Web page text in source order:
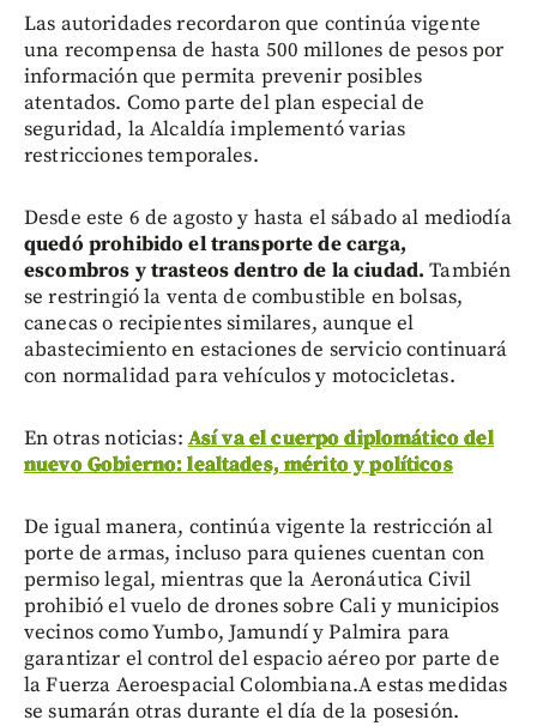
Las autoridades recordaron que continúa vigente
una recompensa de hasta 500 millones de pesos por
información que permita prevenir posibles
atentados. Como parte del plan especial de
seguridad, la Alcaldía implementó varias
restricciones temporales.
Desde este 6 de agosto y hasta el sábado al mediodía
quedó prohibido el transporte de carga,
escombros y trasteos dentro de la ciudad. También
se restringió la venta de combustible en bolsas,
canecas o recipientes similares, aunque el
abastecimiento en estaciones de servicio continuará
con normalidad para vehículos y motocicletas.
En otras noticias: Así va el cuerpo diplomático del
nuevo Gobierno: lealtades, mérito y políticos
De igual manera, continúa vigente la restricción al
porte de armas, incluso para quienes cuentan con
permiso legal, mientras que la Aeronáutica Civil
prohibió el vuelo de drones sobre Cali y municipios
vecinos como Yumbo, Jamundí y Palmira para
garantizar el control del espacio aéreo por parte de
la Fuerza Aeroespacial Colombiana.A estas medidas
se sumarán otras durante el día de la posesión.